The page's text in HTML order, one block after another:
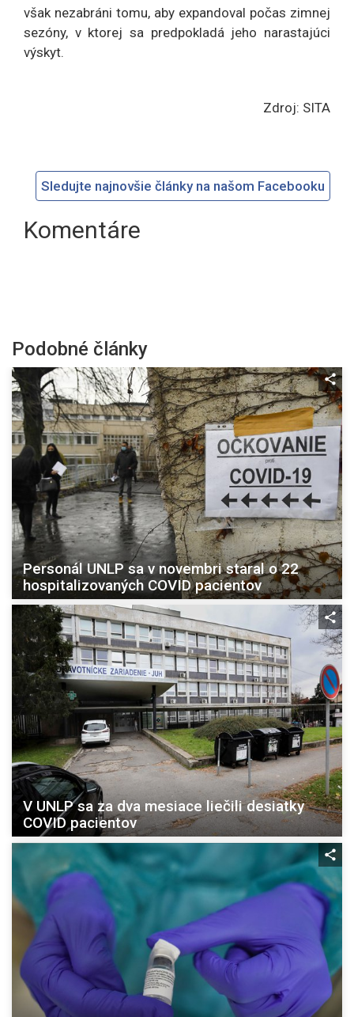
však nezabráni tomu, aby expandoval počas zimnej
sezóny, v ktorej sa predpokladá jeho narastajúci
výskyt.
Zdroj: SITA
Sledujte najnovšie články na našom Facebooku
Komentáre
Podobné články
Personál UNLP sa v novembri staral o 22
hospitalizovaných COVID pacientov
V UNLP sa za dva mesiace liečili desiatky
COVID pacientov